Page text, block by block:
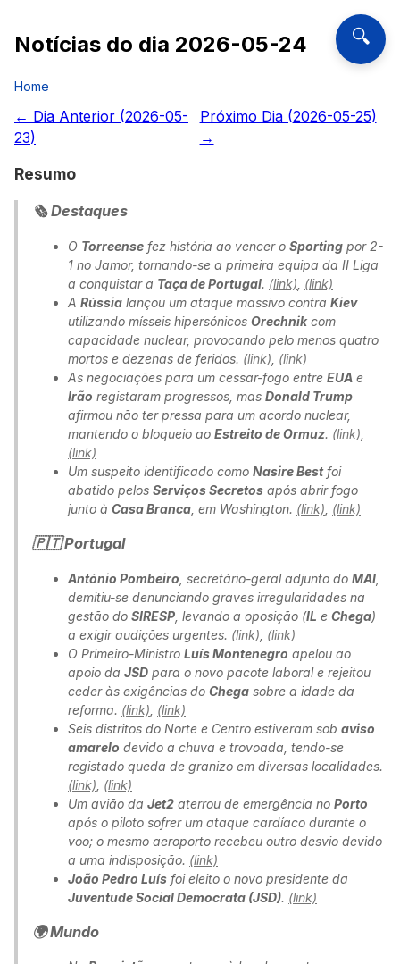
🔍
Notícias do dia 2026-05-24
Home
← Dia Anterior (2026-05-
23)
Próximo Dia (2026-05-25)
→
Resumo
🗞️ Destaques
O Torreense fez história ao vencer o Sporting por 2-
1 no Jamor, tornando-se a primeira equipa da II Liga
a conquistar a Taça de Portugal. (link) (link)
A Rússia lançou um ataque massivo contra Kiev
utilizando mísseis hipersónicos Orechnik com
capacidade nuclear, provocando pelo menos quatro
mortos e dezenas de feridos. (link) (link)
As negociações para um cessar-fogo entre EUA e
Irão registaram progressos, mas Donald Trump
afirmou não ter pressa para um acordo nuclear,
mantendo o bloqueio ao Estreito de Ormuz. (link)
(link)
Um suspeito identificado como Nasire Bestfoi
abatido pelos Serviços Secretos após abrir fogo
junto à Casa Branca , em Washington. (link) (link)
🇵🇹 Portugal
António Pombeiro , secretário-geral adjunto do MAI
demitiu-se denunciando graves irregularidades na
gestão do SIRESP , levando a oposição (IL e Chega)
a exigir audições urgentes. (link) (link)
O Primeiro-Ministro Luís Montenegro apelou ao
apoio da JSD para o novo pacote laboral e rejeitou
ceder às exigências do Chega sobre a idade da
reforma. (link) (link)
Seis distritos do Norte e Centro estiveram sob aviso
amarelo devido a chuva e trovoada, tendo-se
registado queda de granizo em diversas localidades.
(link) (link)
Um avião da Jet2 aterrou de emergência no Porto
após o piloto sofrer um ataque cardíaco durante o
voo; o mesmo aeroporto recebeu outro desvio devido
a uma indisposição. (link)
João Pedro Luís foi eleito o novo presidente da
Juventude Social Democrata (JSD). (link)
🌍 Mundo